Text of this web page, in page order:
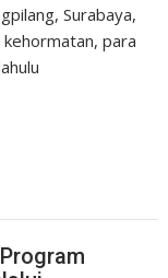
Surabaya,
para